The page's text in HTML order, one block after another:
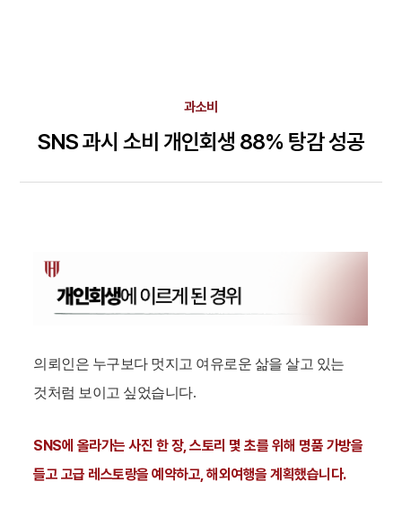
과소비
SNS 과시 소비 개인회생 88% 탕감 성공
의뢰인은 누구보다 멋지고 여유로운 삶을 살고 있는
것처럼 보이고 싶었습니다.
SNS에 올라가는 사진 한 장, 스토리 몇 초를 위해 명품 가방을
들고 고급 레스토랑을 예약하고, 해외여행을 계획했습니다.